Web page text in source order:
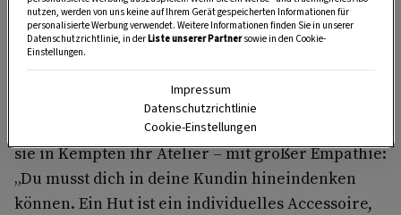
Maßarbeit neugierige Blicke auf sich zieht.
Zum Glück für Deutschland: Mittlerweile führt
sie in Kempten ihr Atelier – mit großer Empathie:
„Du musst dich in deine Kundin hineindenken
können. Ein Hut ist ein individuelles Accessoire,
nutzen, werden von uns keine auf Ihrem Gerät gespeicherten Informationen für
personalisierte Werbung verwendet. Weitere Informationen finden Sie in unserer
Datenschutzrichtlinie, in derListe unserer Partnersowie in den Cookie-
Einstellungen.
Impressum
Datenschutzrichtlinie
Cookie-Einstellungen